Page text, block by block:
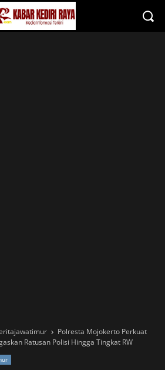
Polresta Mojokerto Perkuat
Ratusan Polisi Hingga Tingkat RW